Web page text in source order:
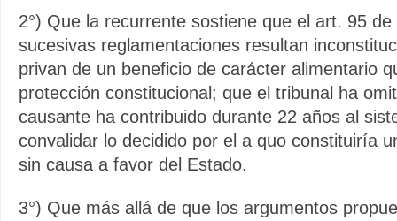
2°) Que la recurrente sostiene que el art. 95
sucesivas reglamentaciones resultan
privan de un beneficio de carácter alimentario
protección constitucional; que el tribunal ha
causante ha contribuido durante 22 años al
convalidar lo decidido por el a quo constituiría
sin causa a favor del Estado.
3°) Que más allá de que los argumentos